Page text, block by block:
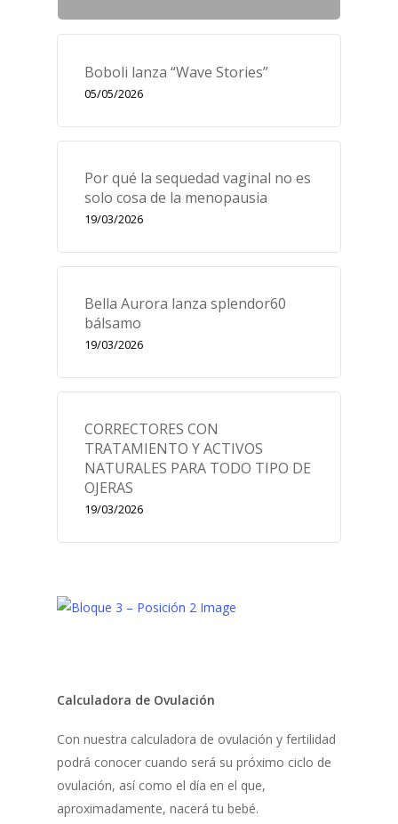
Boboli lanza “Wave Stories”
05/05/2026
Por qué la sequedad vaginal no es
solo cosa de la menopausia
19/03/2026
Bella Aurora lanza splendor60
bálsamo
19/03/2026
CORRECTORES CON
TRATAMIENTO Y ACTIVOS
NATURALES PARA TODO TIPO DE
OJERAS
19/03/2026
Calculadora de Ovulación
Con nuestra calculadora de ovulación y fertilidad
podrá conocer cuando será su próximo ciclo de
ovulación, así como el día en el que,
aproximadamente, nacerá tu bebé.